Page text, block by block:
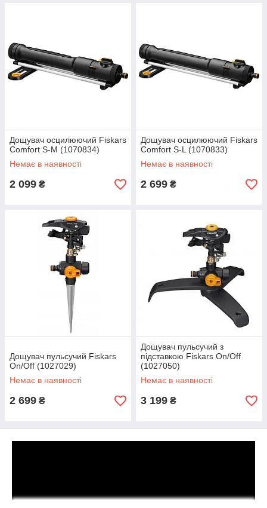
Дощувач осцилюючий Fiskars
Comfort S-M (1070834)
Немає в наявності
2 099 ₴
Дощувач осцилюючий Fiskars
Comfort S-L (1070833)
Немає в наявності
2 699 ₴
Дощувач пульсучий Fiskars
On/Off (1027029)
Немає в наявності
2 699 ₴
Дощувач пульсучий з
підставкою Fiskars On/Off
(1027050)
Немає в наявності
3 199 ₴